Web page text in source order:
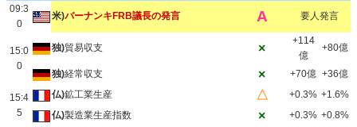
09:3
0
米)バーナンキFRB議長の発言 A 要人発言
15:0
0
独)貿易収支 ×
+114
億
+80億
独)経常収支 × +70億 +36億
15:4
5
仏)鉱工業生産 △ +0.3% +1.6%
仏)製造業生産指数 × +0.3% +0.8%